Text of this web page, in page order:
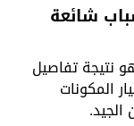
شائعة
نتيجة تفاصيل
المكونات
الجيد.